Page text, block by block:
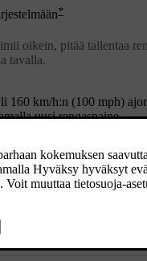
*
oikein, pitää tallentaa
tavalla.
160 km/h:n (100 mph)
uusi rengaspaine.
tekemällä seuraava
tehdasasennettujen